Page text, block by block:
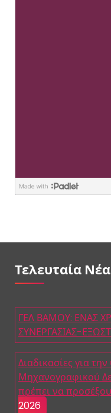
Τελευταία
ΓΕΛ ΒΑΜΟΥ: ΕΝΑΣ
ΣΥΝΕΡΓΑΣΙΑΣ-
Διαδικασίες για
Μηχανογραφικού
πρέπει να
2026